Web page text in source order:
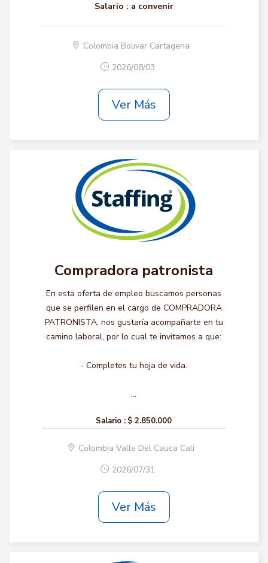
Salario : a convenir
Colombia Bolivar Cartagena
2026/08/03
Ver Más
Compradora patronista
En esta oferta de empleo buscamos personas
que se perfilen en el cargo de COMPRADORA
PATRONISTA, nos gustaría acompañarte en tu
camino laboral, por lo cual te invitamos a que:
- Completes tu hoja de vida.
...
Salario : $ 2.850.000
Colombia Valle Del Cauca Cali
2026/07/31
Ver Más